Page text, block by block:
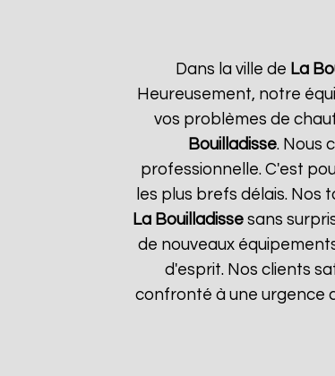
Dans la ville de La
Heureusement, notre
vos problèmes de
Bouilladisse. Nous
professionnelle. C'est
les plus brefs délais.
La Bouilladissesans
de nouveaux
d'esprit. Nos clients
confronté à une urgence